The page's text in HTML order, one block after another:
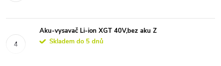
Aku-vysavač Li-ion XGT 40V,bez aku Z
Skladem do 5 dnů